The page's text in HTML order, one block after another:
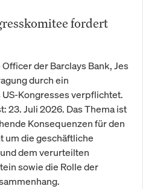
fordert
der Barclays Bank, Jes
durch ein
Kongresses verpflichtet.
23. Juli 2026. Das Thema ist
Konsequenzen für den
um die geschäftliche
dem verurteilten
sowie die Rolle der